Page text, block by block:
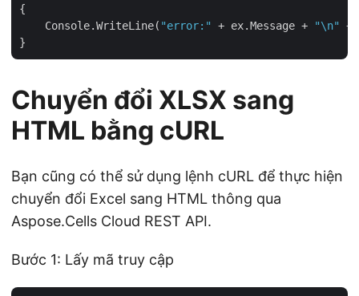
{
    Console.WriteLine(
"error:" + ex.Message + "\n"
+
Chuyển đổi XLSX sang
HTML bằng cURL
Bạn cũng có thể sử dụng lệnh cURL để thực hiện
chuyển đổi Excel sang HTML thông qua
Aspose.Cells Cloud REST API.
Bước 1: Lấy mã truy cập